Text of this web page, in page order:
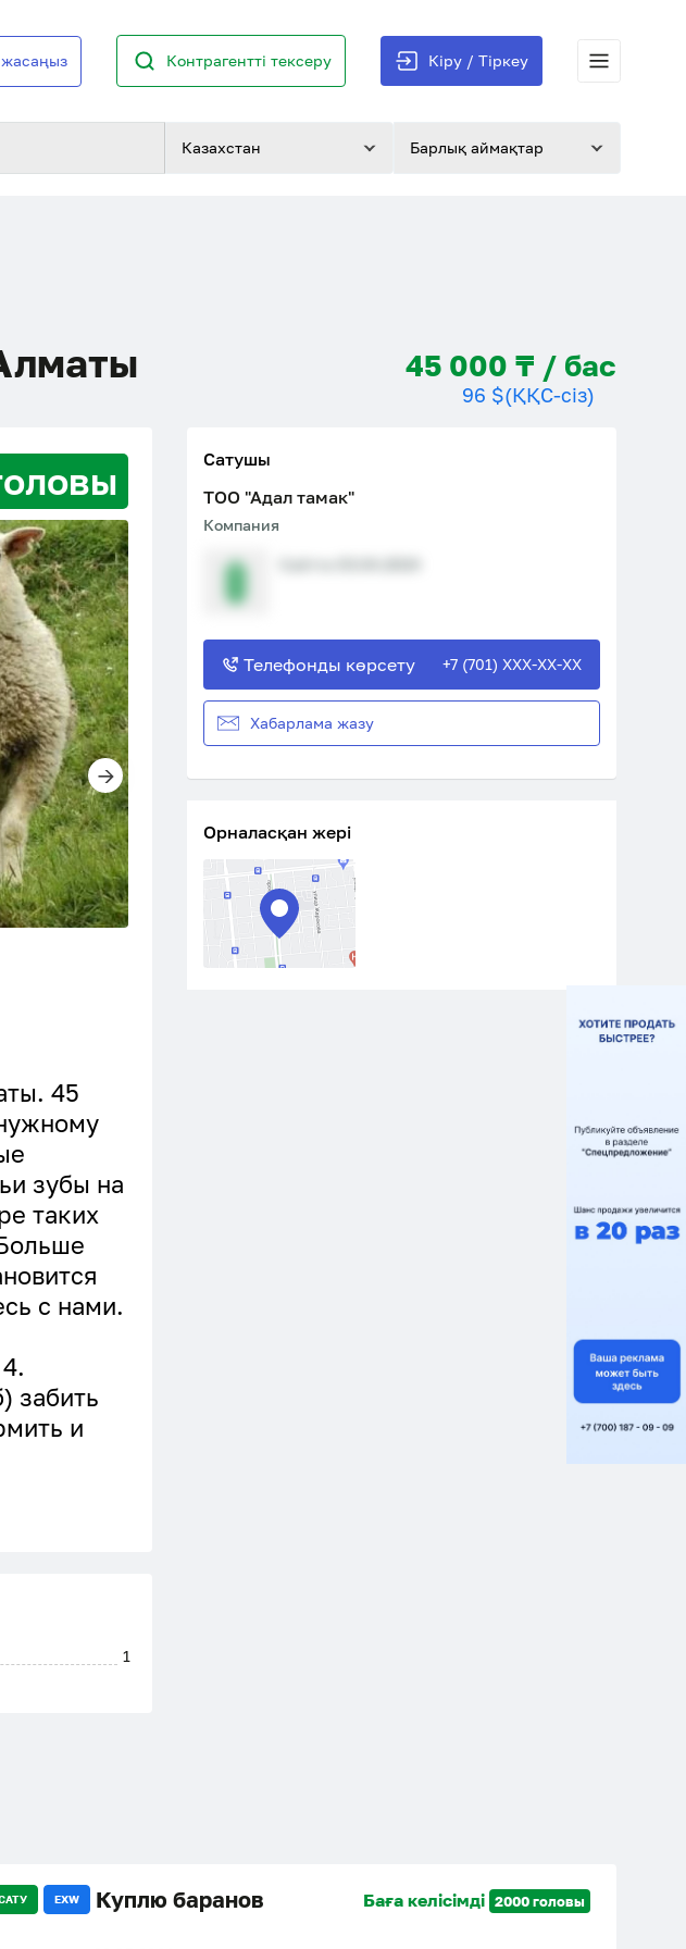
Контрагентті тексеру Кіру / Тіркеу
Казахстан Барлық аймақтар
45 000 ₸ / бас
96 $(ҚҚС-сіз)
45
зубы на
таких
с нами.
забить
и
1
Сатушы
ТОО "Адал тамак"
Компания
Телефонды көрсету +7 (701) XXX-XX-XX
Хабарлама жазу
Орналасқан жері
EXW Куплю баранов Баға келісімді 2000 головы